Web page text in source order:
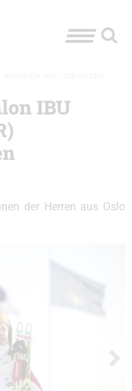
IBU
der Herren aus Oslo